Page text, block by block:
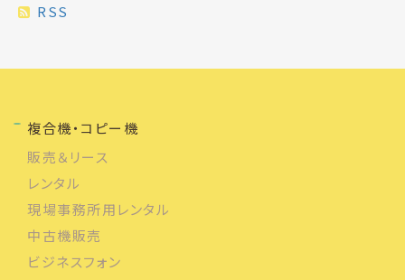
RSS
複合機・コピー機
販売＆リース
レンタル
現場事務所用レンタル
中古機販売
ビジネスフォン